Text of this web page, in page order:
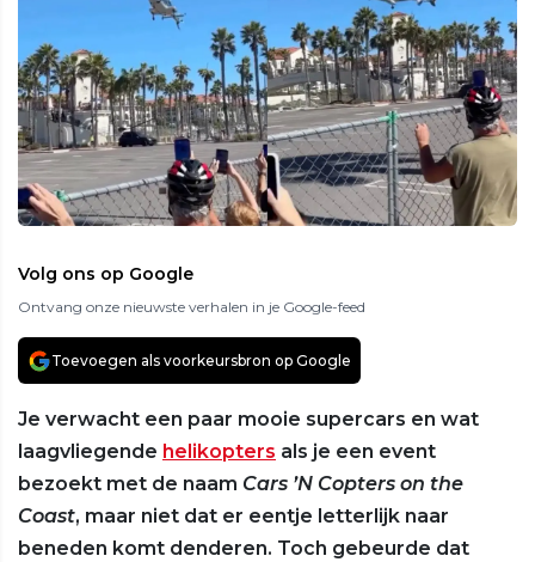
Volg ons op Google
Ontvang onze nieuwste verhalen in je Google-feed
Toevoegen als voorkeursbron op Google
Je verwacht een paar mooie supercars en wat
laagvliegende helikopters als je een event
bezoekt met de naam Cars ’N Copters on the
Coast, maar niet dat er eentje letterlijk naar
beneden komt denderen. Toch gebeurde dat